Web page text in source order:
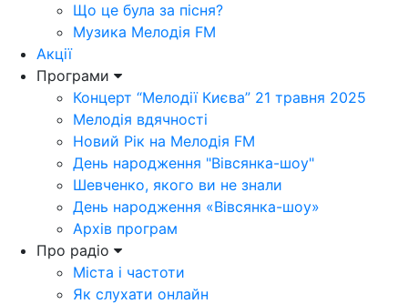
Що це була за пісня?
Музика Мелодія FM
Акції
Програми
Концерт “Мелодії Києва” 21 травня 2025
Мелодія вдячності
Новий Рік на Мелодія FM
День народження "Вівсянка-шоу"
Шевченко, якого ви не знали
День народження «Вівсянка-шоу»
Архів програм
Про радіо
Міста і частоти
Як слухати онлайн